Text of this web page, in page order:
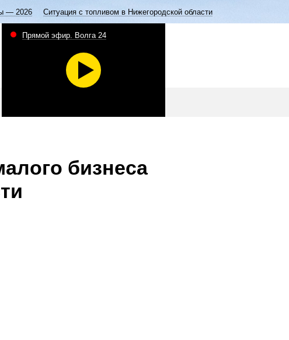
— 2026 Ситуация с топливом в Нижегородской области
Прямой эфир. Волга 24
бизнеса